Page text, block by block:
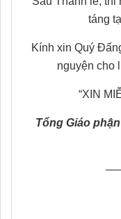
táng
Kính xin Quý
nguyện cho
“XIN
Tổng Giáo